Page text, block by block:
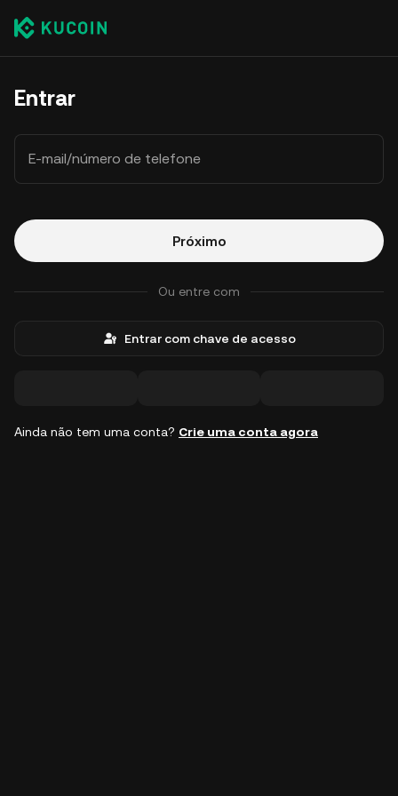
Entrar
E-mail/número de telefone
Próximo
Ou entre com
Entrar com chave de acesso
Ainda não tem uma conta? Crie uma conta agora